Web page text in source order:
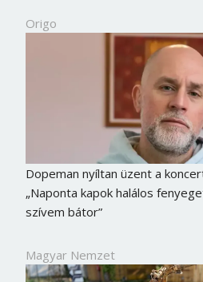
Origo
Dopeman nyíltan üzent a
„Naponta kapok halálos
szívem bátor”
Magyar Nemzet